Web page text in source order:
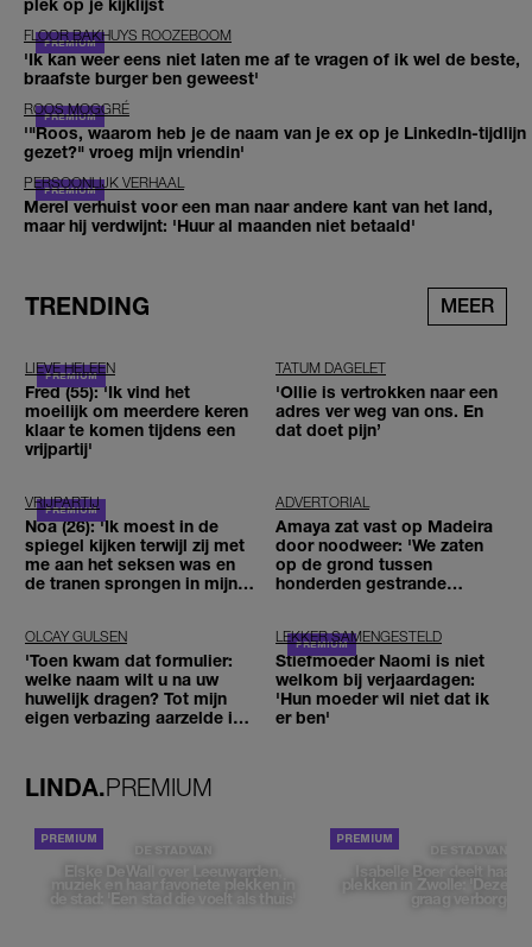
plek op je kijklijst
FLOOR BAKHUYS ROOZEBOOM
'Ik kan weer eens niet laten me af te vragen of ik wel de beste,
braafste burger ben geweest'
ROOS MOGGRÉ
'"Roos, waarom heb je de naam van je ex op je LinkedIn-tijdlijn
gezet?" vroeg mijn vriendin'
PERSOONLIJK VERHAAL
Merel verhuist voor een man naar andere kant van het land,
maar hij verdwijnt: 'Huur al maanden niet betaald'
TRENDING MEER
LIEVE HELEEN
Fred (55): 'Ik vind het
moeilijk om meerdere keren
klaar te komen tijdens een
vrijpartij'
TATUM DAGELET
'Ollie is vertrokken naar een
adres ver weg van ons. En
dat doet pijn’
VRIJPARTIJ
Noa (26): 'Ik moest in de
spiegel kijken terwijl zij met
me aan het seksen was en
de tranen sprongen in mijn
ADVERTORIAL
Amaya zat vast op Madeira
door noodweer: 'We zaten
op de grond tussen
honderden gestrande
OLCAY GULSEN
'Toen kwam dat formulier:
welke naam wilt u na uw
huwelijk dragen? Tot mijn
eigen verbazing aarzelde ik
LEKKER SAMENGESTELD
Stiefmoeder Naomi is niet
welkom bij verjaardagen:
'Hun moeder wil niet dat ik
er ben'
LINDA.PREMIUM
DE STAD VAN
Elske DeWall over Leeuwarden,
muziek en haar favoriete plekken in
de stad: 'Een stad die voelt als thuis'
DE STAD VAN
Isabelle Boer deelt haar
plekken in Zwolle: 'Deze
graag verborgen'